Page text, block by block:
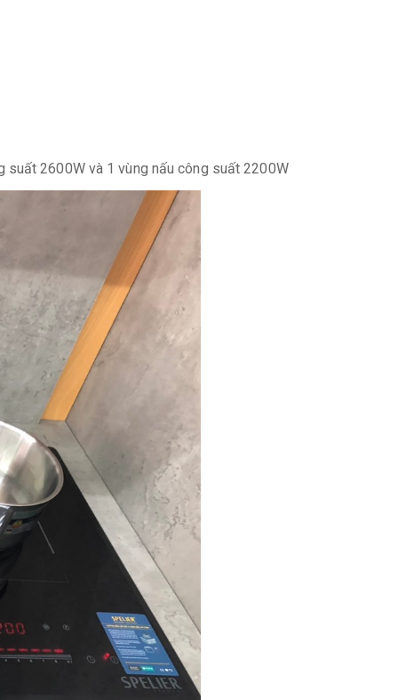
2600W và 1 vùng nấu công suất 2200W